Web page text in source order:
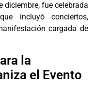
diciembre, fue celebrada
incluyó conciertos,
cargada de
la
el Evento